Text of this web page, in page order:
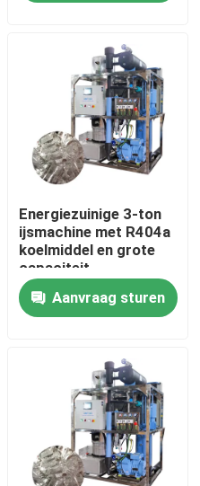
Energiezuinige 3-ton
ijsmachine met R404a
koelmiddel en grote
capaciteit
Aanvraag sturen